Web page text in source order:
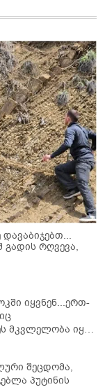
გადის რღვევა,
იყვნენ...ერთ-
მკვლელობა იყო"
ტრაგედიის
შეცდომა,
პუტინის